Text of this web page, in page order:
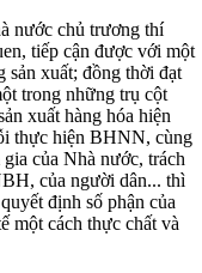
nước chủ trương thí
tiếp cận được với một
sản xuất; đồng thời đạt
trong những trụ cột
xuất hàng hóa hiện
thực hiện BHNN, cùng
của Nhà nước, trách
của người dân... thì
định số phận của
một cách thực chất và